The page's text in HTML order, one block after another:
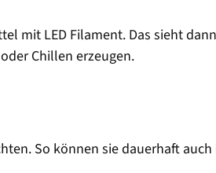
mit LED Filament. Das sieht
Chillen erzeugen.
So können sie dauerhaft